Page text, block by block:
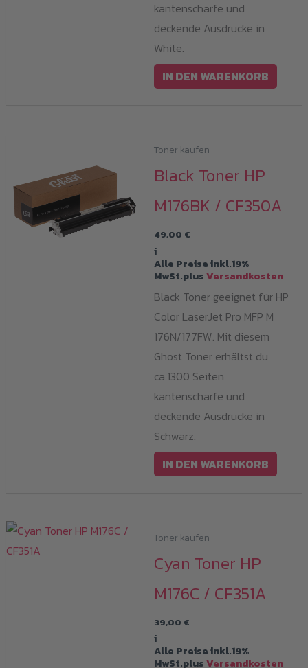
kantenscharfe und
deckende Ausdrucke in
White.
IN DEN WARENKORB
Toner kaufen
Black Toner HP
M176BK / CF350A
49,00 €
i
Alle Preise inkl.19%
MwSt.plusVersandkosten
Black Toner geeignet für HP
Color LaserJet Pro MFP M
176N/177FW. Mit diesem
Ghost Toner erhältst du
ca.1300 Seiten
kantenscharfe und
deckende Ausdrucke in
Schwarz.
IN DEN WARENKORB
Toner kaufen
Cyan Toner HP
M176C / CF351A
39,00 €
i
Alle Preise inkl.19%
MwSt.plusVersandkosten